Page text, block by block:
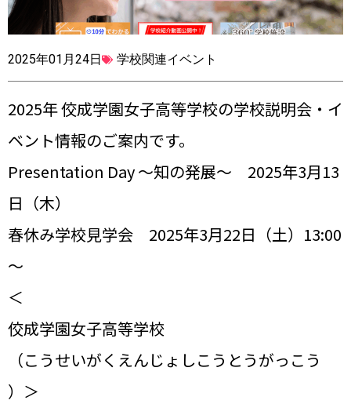
2025年01月24日 学校関連イベント
2025年 佼成学園女子高等学校の学校説明会・イ
ベント情報のご案内です。
Presentation Day ～知の発展～ 2025年3月13
日（木）
春休み学校見学会 2025年3月22日（土）13:00
～
＜
佼成学園女子高等学校
（こうせいがくえんじょしこうとうがっこう
）＞